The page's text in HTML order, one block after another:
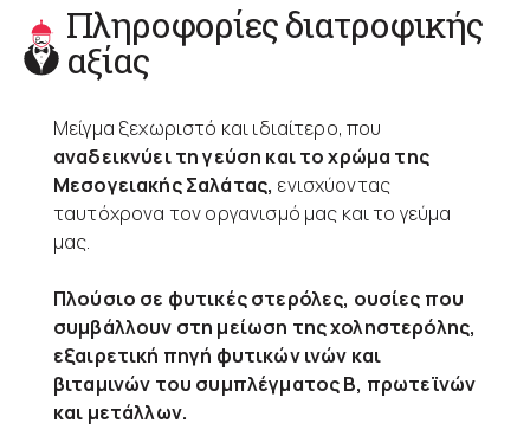
Πληροφορίες διατροφικής
αξίας
Μείγμα ξεχωριστό και ιδιαίτερο, που
αναδεικνύει τη γεύση και το χρώμα της
Μεσογειακής Σαλάτας, ενισχύοντας
ταυτόχρονα τον οργανισμό μας και το γεύμα
μας.
Πλούσιο σε φυτικές στερόλες, ουσίες που
συμβάλλουν στη μείωση της χοληστερόλης,
εξαιρετική πηγή φυτικών ινών και
βιταμινών του συμπλέγματος Β, πρωτεϊνών
και μετάλλων.